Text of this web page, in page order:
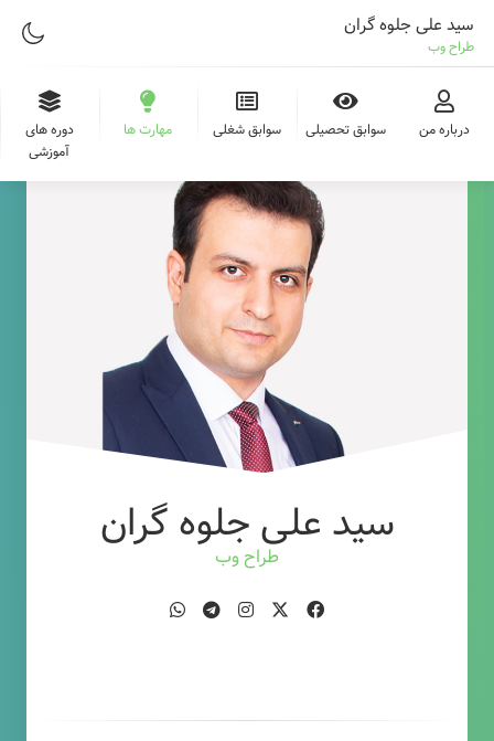
سید علی جلوه گران
طراح وب
درباره من سوابق تحصیلی سوابق شغلی مهارت ها
دوره های
آموزشی
سید علی جلوه گران
طراح وب